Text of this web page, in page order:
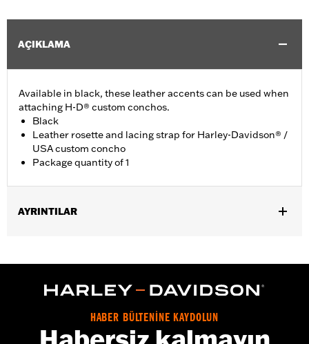
AÇIKLAMA
Available in black, these leather accents can be used when
attaching H-D® custom conchos.
Black
Leather rosette and lacing strap for Harley-Davidson® /
USA custom concho
Package quantity of 1
AYRINTILAR
Sold Separately:Conchos
HABER BÜLTENİNE KAYDOLUN